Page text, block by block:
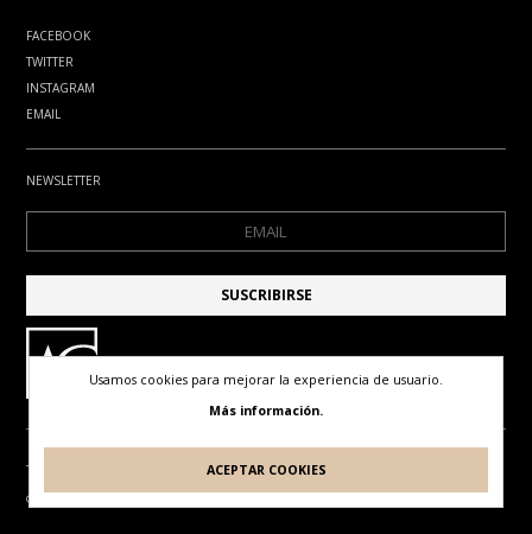
FACEBOOK
TWITTER
INSTAGRAM
EMAIL
NEWSLETTER
TÉRMINOS DE USO POLÍTICA DE PRIVACIDAD POLÍTICA DE COOKIES
© ANTONIO GUDE. TODOS LOS DERECHOS RESERVADOS
Usamos cookies para mejorar la experiencia de usuario.
Más información.
ACEPTAR COOKIES